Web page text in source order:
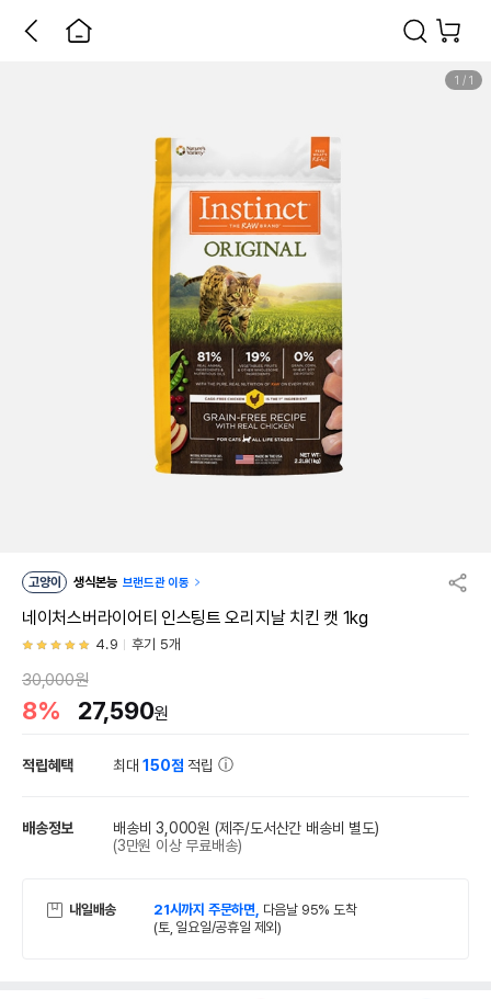
1 / 1
고양이 생식본능 브랜드관 이동
네이처스버라이어티 인스팅트 오리지날 치킨 캣 1kg
4.9 후기 5개
30,000원
8% 27,590원
적립혜택 최대150점 적립
배송정보 배송비 3,000원 (제주/도서산간 배송비 별도)
(3만원 이상 무료배송)
내일배송 21시까지 주문하면, 다음날 95% 도착
(토, 일요일/공휴일 제외)